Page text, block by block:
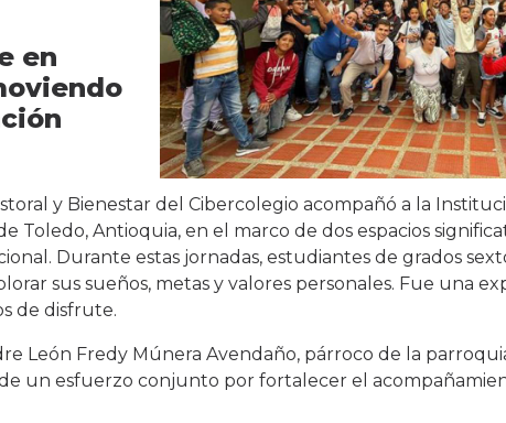
en
y Bienestar del Cibercolegio acompañó a la
Toledo, Antioquia, en el marco de dos espacios
Durante estas jornadas, estudiantes de grados
sus sueños, metas y valores personales. Fue una
de disfrute.
León Fredy Múnera Avendaño, párroco de la
un esfuerzo conjunto por fortalecer el